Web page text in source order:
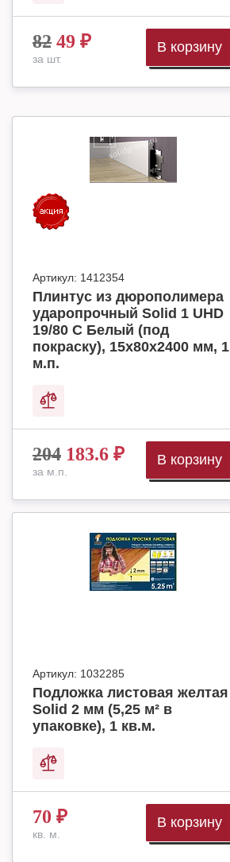
82 49 ₽
за шт.
В корзину
Артикул: 1412354
Плинтус из дюрополимера
ударопрочный Solid 1 UHD
19/80 C Белый (под
покраску), 15х80х2400 мм, 1
м.п.
204 183.6 ₽
за м.п.
В корзину
Артикул: 1032285
Подложка листовая желтая
Solid 2 мм (5,25 м² в
упаковке), 1 кв.м.
70 ₽
кв. м.
В корзину